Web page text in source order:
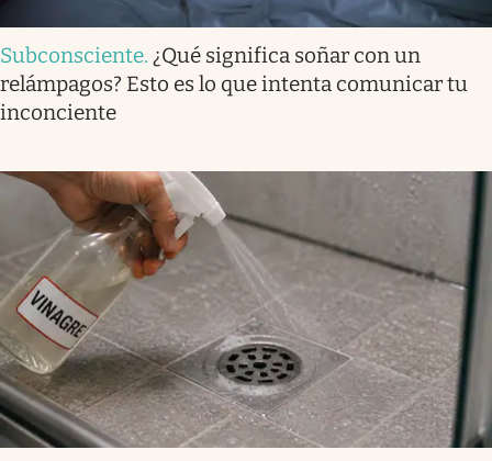
Subconsciente. ¿Qué significa soñar con un
relámpagos? Esto es lo que intenta comunicar tu
inconciente